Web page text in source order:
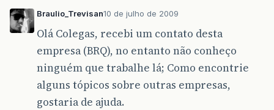
Braulio_Trevisan10 de julho de 2009
Olá Colegas, recebi um contato desta
empresa (BRQ), no entanto não conheço
ninguém que trabalhe lá; Como encontrie
alguns tópicos sobre outras empresas,
gostaria de ajuda.